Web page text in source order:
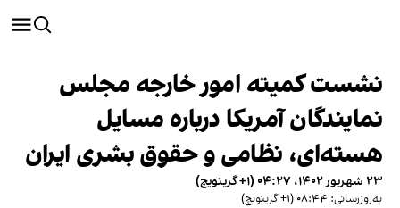
نشست کمیته امور خارجه مجلس
نمایندگان آمریکا درباره مسایل
هسته‌ای، نظامی و حقوق بشری ایران
۲۳ شهریور ۱۴۰۲، ۰۴:۲۷ (‎+۱ گرینویچ)
به‌روزرسانی: ۰۸:۴۴ (‎+۱ گرینویچ)